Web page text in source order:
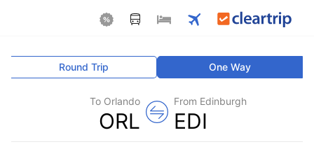
One Way
Round Trip
From Edinburgh
EDI
To Orlando
ORL